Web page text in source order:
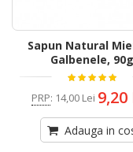
Sapun Natural
Galbenele, 90g
PRP: 14,00 Lei 9,20
Adauga in